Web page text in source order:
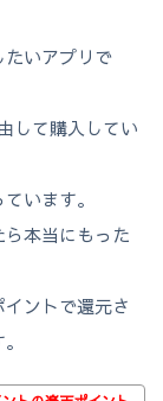
たいアプリで
して購入してい
います。
本当にもった
ントで還元さ